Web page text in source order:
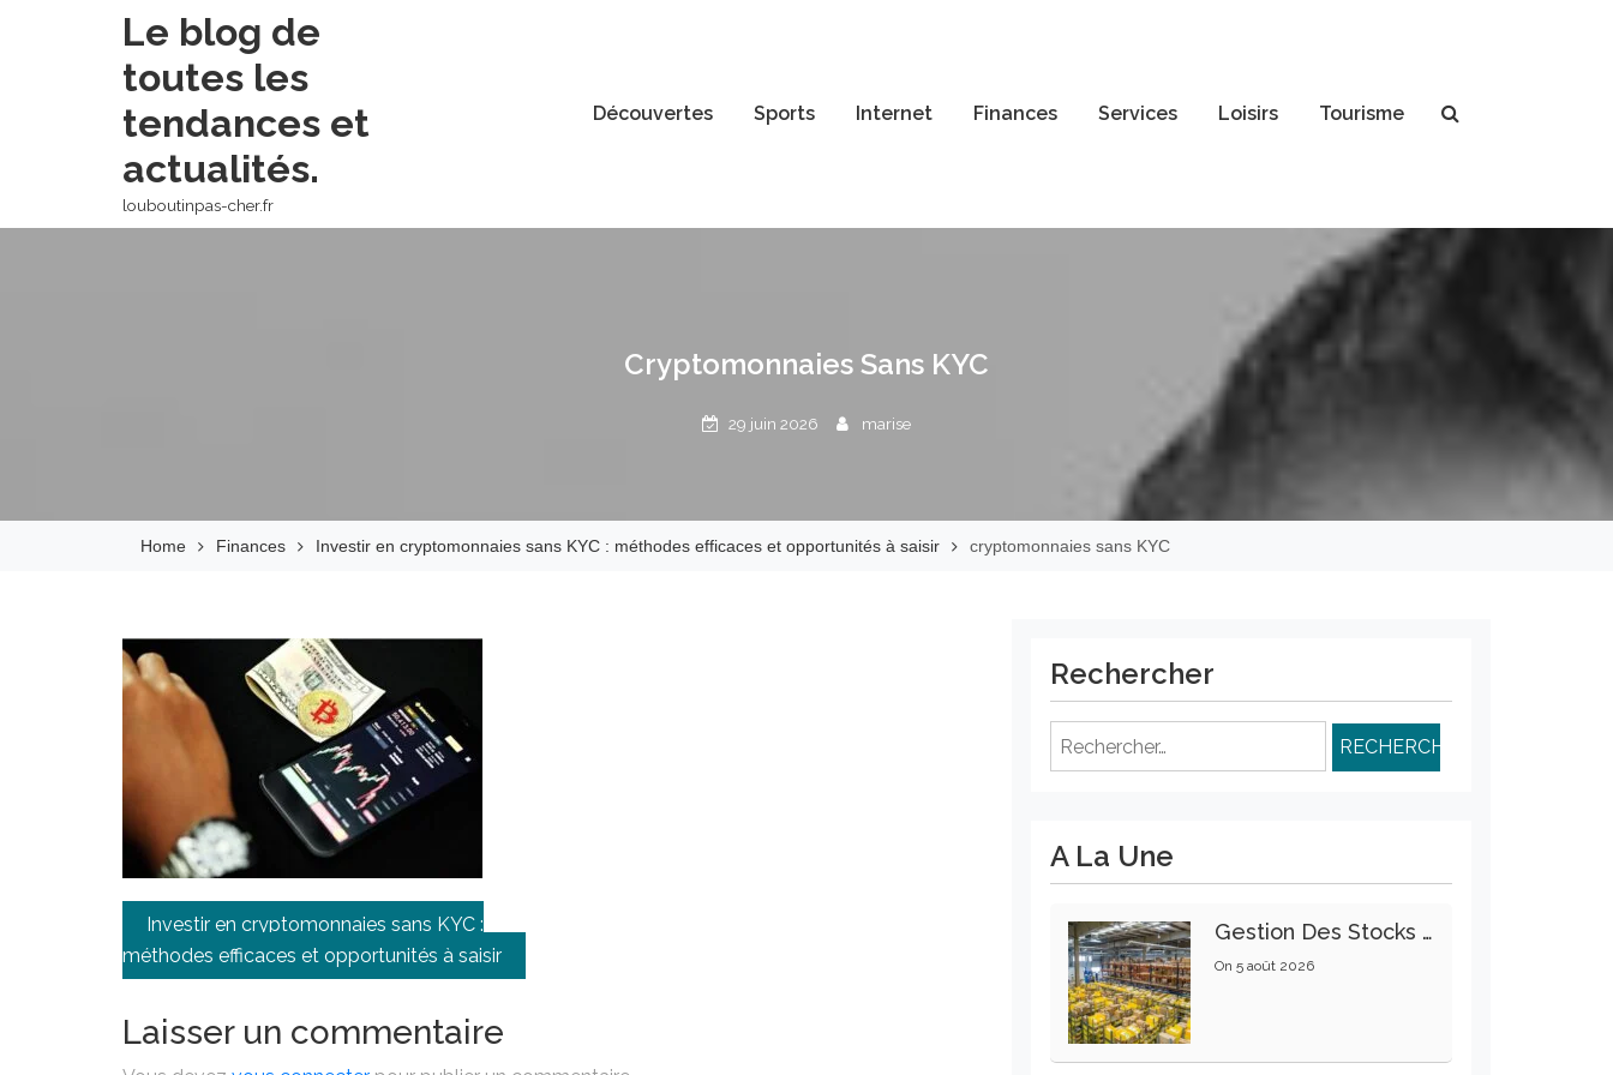
Le blog de
toutes les
tendances et
actualités.
louboutinpas-cher.fr
Découvertes Sports Internet Finances Services Loisirs Tourisme
Cryptomonnaies Sans KYC
29 juin 2026 marise
Home Finances Investir en cryptomonnaies sans KYC : méthodes efficaces et opportunités à saisir cryptomonnaies sans KYC
Navigation
de
l’article
Investir en cryptomonnaies sans KYC :
méthodes efficaces et opportunités à saisir
Laisser un commentaire
Rechercher
Rechercher :
A La Une
Gestion Des Stocks : Meilleures Pratiques Intralogistiques
On 5 août 2026